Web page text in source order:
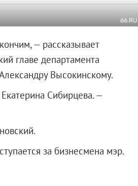
66.RU
— рассказывает
главе департамента
Высокинскому.
Сибирцева. —
за бизнесмена мэр.